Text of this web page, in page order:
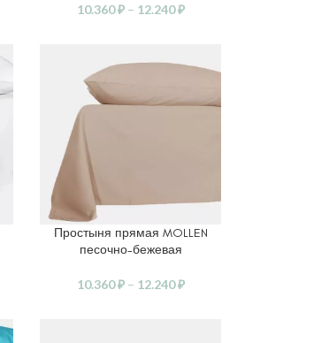
10.360₽ – 12.240₽
ВЫБЕРИТЕ ПАРАМЕТРЫ
Простыня прямая MOLLEN
песочно-бежевая
10.360₽ – 12.240₽